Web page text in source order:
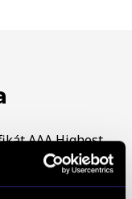
AAA Highest
je jedným z